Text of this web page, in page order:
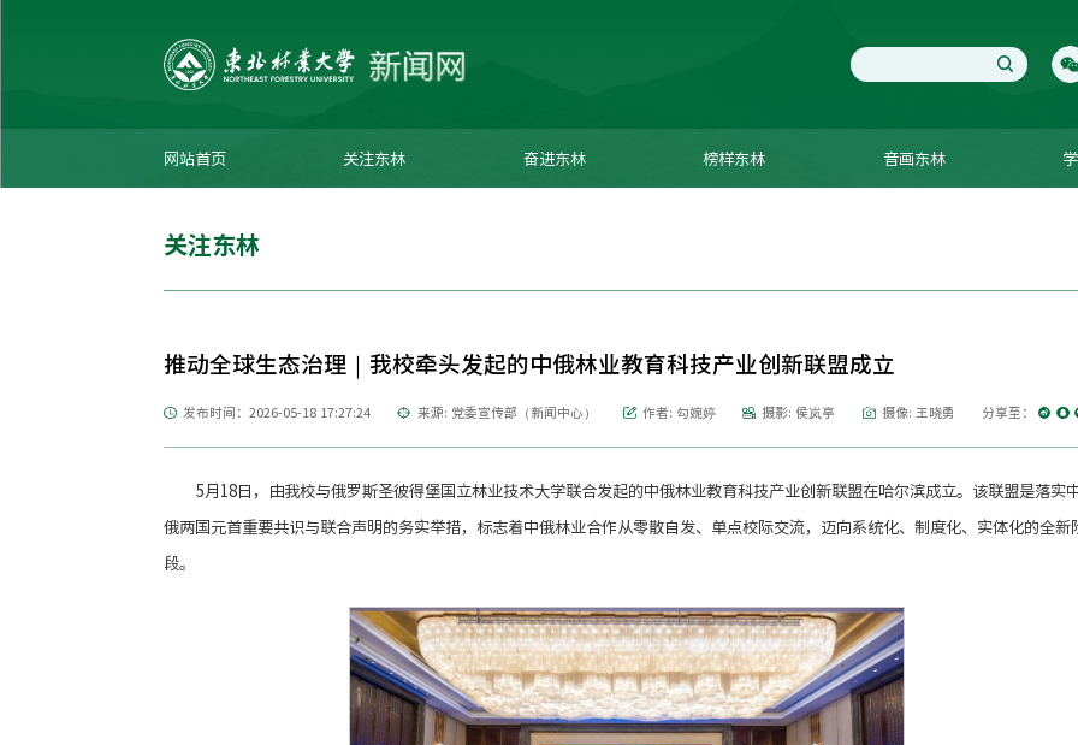
网站首页 关注东林 奋进东林 榜样东林 音画东林
关注东林
推动全球生态治理｜我校牵头发起的中俄林业教育科技产业创新联盟成立
发布时间：2026-05-18 17:27:24 来源: 党委宣传部（新闻中心） 作者: 勾婉婷 摄影: 侯岚亭 摄像: 王晓勇 分享至：
5月18日，由我校与俄罗斯圣彼得堡国立林业技术大学联合发起的中俄林业教育科技产业创新联盟在哈尔滨成立。该联盟是落实
俄两国元首重要共识与联合声明的务实举措，标志着中俄林业合作从零散自发、单点校际交流，迈向系统化、制度化、实体化的全新
段。